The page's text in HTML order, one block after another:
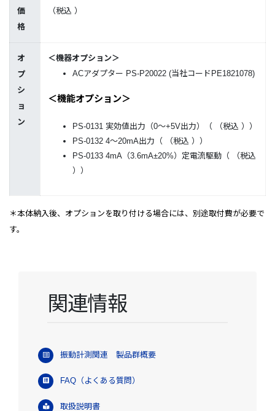
価
格
（税込 ）
オ
プ
シ
ョ
ン
＜機器オプション＞
ACアダプター PS-P20022 (当社コードPE1821078)
＜機能オプション＞
PS-0131 実効値出力（0～+5V出力）（ （税込 ））
PS-0132 4～20mA出力（
（税込 ））
PS-0133 4mA（3.6mA±20%）定電流駆動（
（税込
））
＊本体納入後、オプションを取り付ける場合には、別途取付費が必要で
す。
関連情報
振動計測関連 製品群概要
FAQ（よくある質問）
取扱説明書